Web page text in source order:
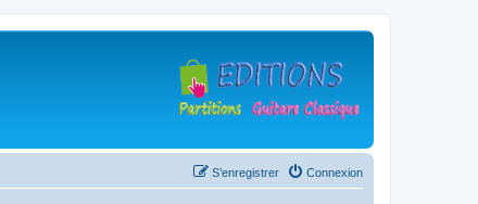
Connexion
S’enregistrer